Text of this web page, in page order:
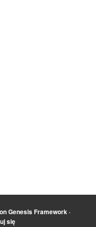
Genesis Framework·
się